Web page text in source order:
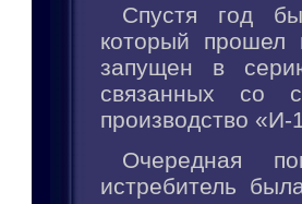
Спустя год
который прошел
запущен в
связанных со
производство «И-
Очередная
истребитель